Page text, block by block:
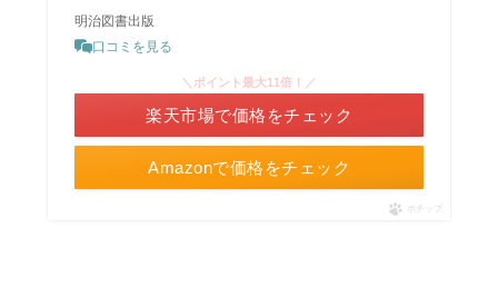
明治図書出版
口コミを見る
Amazonで価格をチェック
＼ポイント最大11倍！／
楽天市場で価格をチェック
ポチップ